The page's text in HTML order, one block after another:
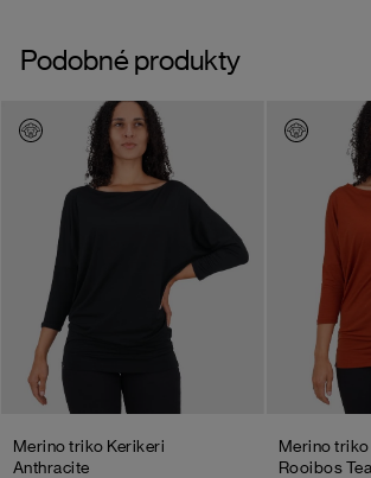
Podobné produkty
Merino triko Kerikeri
Anthracite
Merino
Rooibos Tea